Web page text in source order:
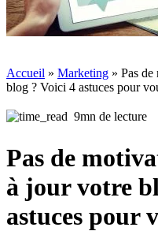
Accueil » Marketing » Pas
blog ? Voici 4 astuces pour
9mn de lecture
Pas de
à jour votre
astuces pour